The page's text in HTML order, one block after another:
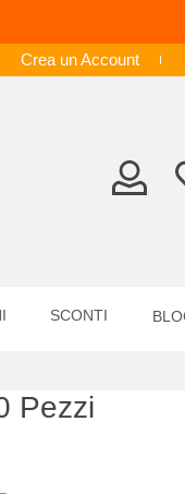
Crea un Account
SCONTI
Pezzi